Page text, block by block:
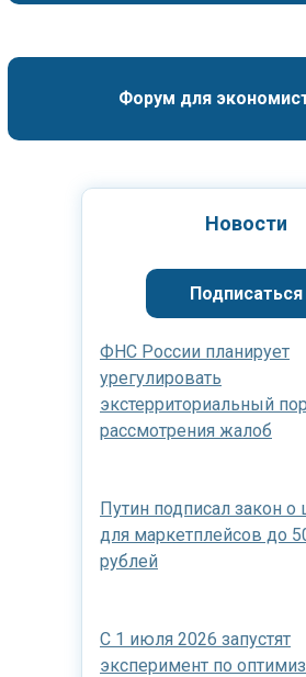
Форум для
Новости
Подписаться
ФНС России планирует
урегулировать
экстерриториальный
рассмотрения жалоб
Путин подписал закон о
для маркетплейсов до
рублей
С 1 июля 2026 запустят
эксперимент по